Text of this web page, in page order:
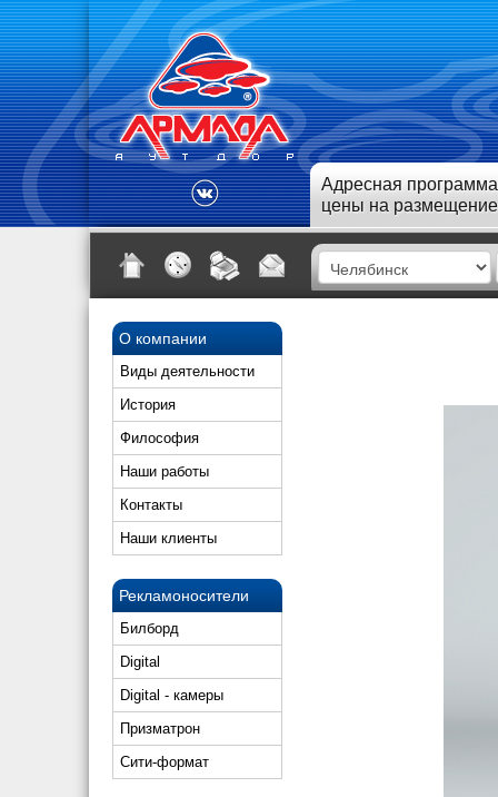
Адресная
цены на размещение
О компании
Виды деятельности
История
Философия
Наши работы
Контакты
Наши клиенты
Рекламоносители
Билборд
Digital
Digital - камеры
Призматрон
Сити-формат